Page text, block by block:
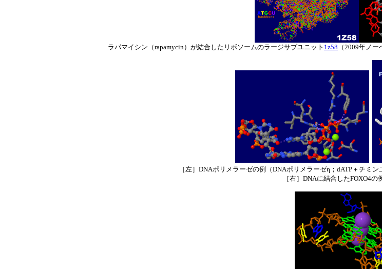
ラパマイシン（rapamycin）が結合したリボソームのラージサブユニット 1z58 （2009年ノ
［左］DNAポリメラーゼの例（DNAポリメラーゼη；dATP＋チミン
［右］DNAに結合したFOXO4の